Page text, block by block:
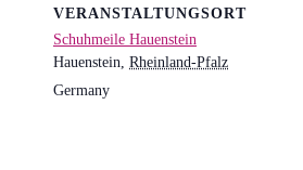
VERANSTALTUNGSORT
Schuhmeile Hauenstein
Hauenstein Rheinland-Pfalz
Germany